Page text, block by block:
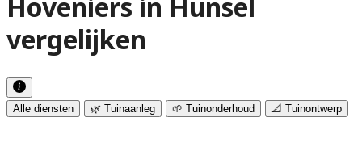
Hoveniers in Hunsel
vergelijken
Alle diensten 🌿 Tuinaanleg 🌱 Tuinonderhoud 📐 Tuinontwerp